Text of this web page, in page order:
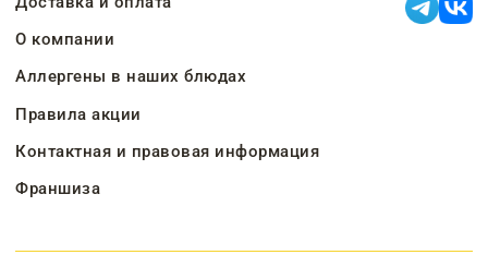
О компании
Аллергены в наших блюдах
Правила акции
Контактная и правовая информация
Франшиза